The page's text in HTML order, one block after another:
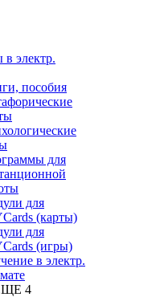
электр.
пособия
для
для
(карты)
для
(игры)
в электр.
4